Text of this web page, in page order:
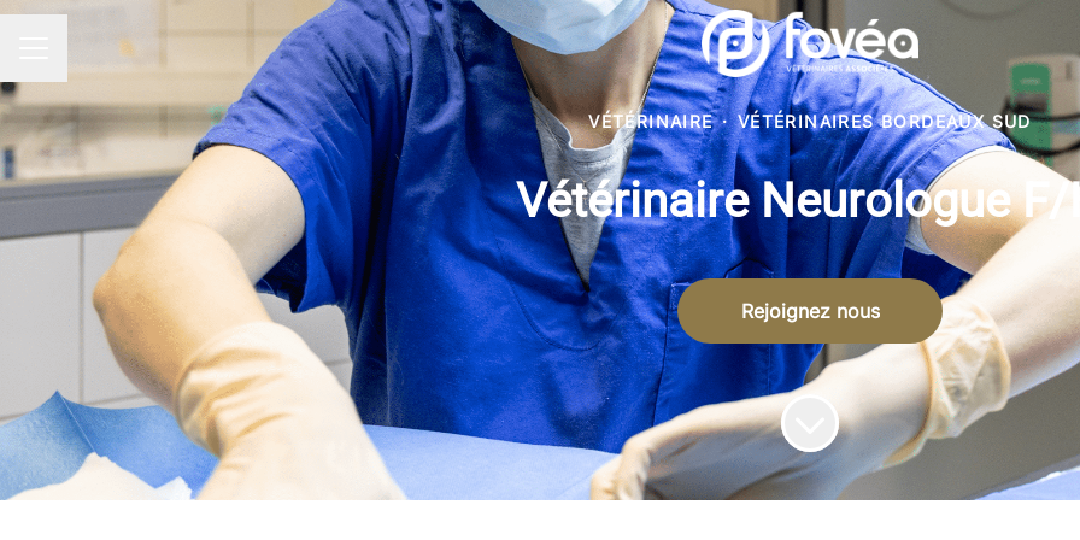
MENU CARRIÈRE
VÉTÉRINAIRE · VÉTÉRINAIRES BORDEAUX SUD
Vétérinaire Neurologue
Rejoignez nous